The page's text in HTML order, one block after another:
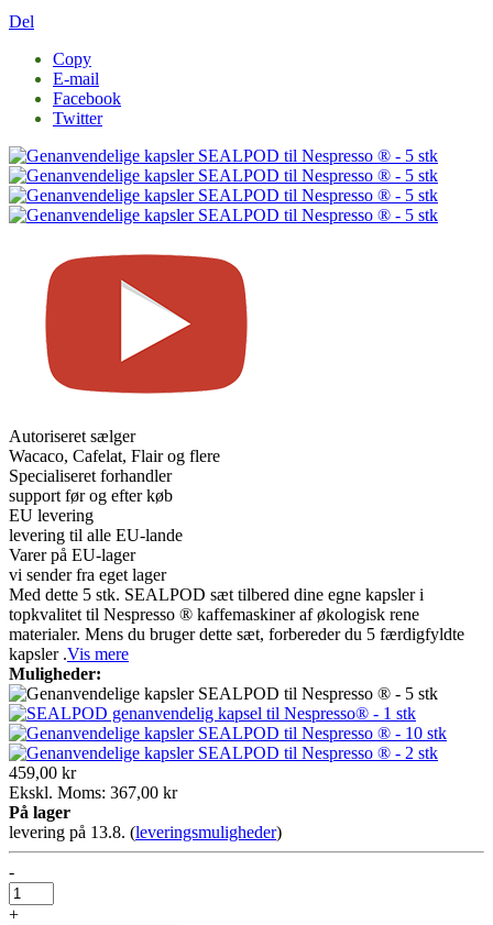
Del
Copy
E-mail
Facebook
Twitter
Autoriseret sælger
Wacaco, Cafelat, Flair og flere
Specialiseret forhandler
support før og efter køb
EU levering
levering til alle EU-lande
Varer på EU-lager
vi sender fra eget lager
Med dette 5 stk. SEALPOD sæt tilbered dine egne kapsler i
topkvalitet til Nespresso ® kaffemaskiner af økologisk rene
materialer. Mens du bruger dette sæt, forbereder du 5 færdigfyldte
kapsler .Vis mere
Muligheder:
459,00 kr
Ekskl. Moms: 367,00 kr
På lager
levering på 13.8. (leveringsmuligheder)
-
+